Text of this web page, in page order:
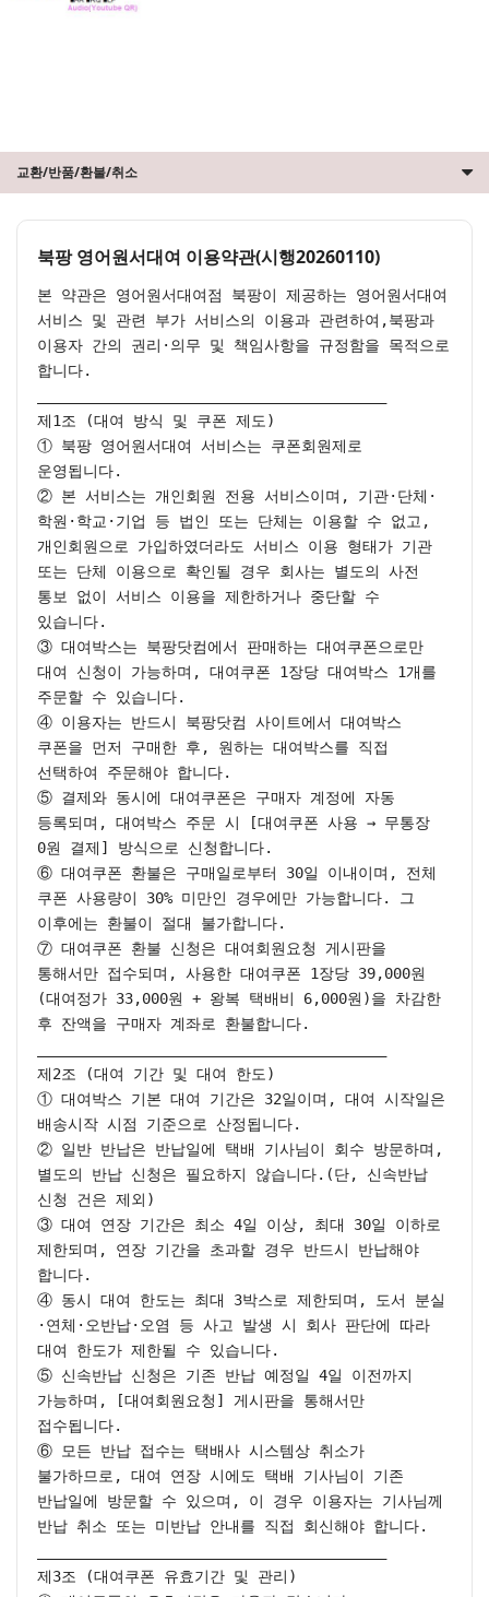
교환/반품/환불/취소
북팡 영어원서대여 이용약관(시행20260110)
본 약관은 영어원서대여점 북팡이 제공하는 영어원서대여
서비스 및 관련 부가 서비스의 이용과 관련하여,북팡과
이용자 간의 권리·의무 및 책임사항을 규정함을 목적으로
합니다.
제1조 (대여 방식 및 쿠폰 제도)
① 북팡 영어원서대여 서비스는 쿠폰회원제로
운영됩니다.
② 본 서비스는 개인회원 전용 서비스이며, 기관·단체·
학원·학교·기업 등 법인 또는 단체는 이용할 수 없고,
개인회원으로 가입하였더라도 서비스 이용 형태가 기관
또는 단체 이용으로 확인될 경우 회사는 별도의 사전
통보 없이 서비스 이용을 제한하거나 중단할 수
있습니다.
③ 대여박스는 북팡닷컴에서 판매하는 대여쿠폰으로만
대여 신청이 가능하며, 대여쿠폰 1장당 대여박스 1개를
주문할 수 있습니다.
④ 이용자는 반드시 북팡닷컴 사이트에서 대여박스
쿠폰을 먼저 구매한 후, 원하는 대여박스를 직접
선택하여 주문해야 합니다.
⑤ 결제와 동시에 대여쿠폰은 구매자 계정에 자동
등록되며, 대여박스 주문 시 [대여쿠폰 사용 → 무통장
0원 결제] 방식으로 신청합니다.
⑥ 대여쿠폰 환불은 구매일로부터 30일 이내이며, 전체
쿠폰 사용량이 30% 미만인 경우에만 가능합니다. 그
이후에는 환불이 절대 불가합니다.
⑦ 대여쿠폰 환불 신청은 대여회원요청 게시판을
통해서만 접수되며, 사용한 대여쿠폰 1장당 39,000원
(대여정가 33,000원 + 왕복 택배비 6,000원)을 차감한
후 잔액을 구매자 계좌로 환불합니다.
제2조 (대여 기간 및 대여 한도)
① 대여박스 기본 대여 기간은 32일이며, 대여 시작일은
배송시작 시점 기준으로 산정됩니다.
② 일반 반납은 반납일에 택배 기사님이 회수 방문하며,
별도의 반납 신청은 필요하지 않습니다.(단, 신속반납
신청 건은 제외)
③ 대여 연장 기간은 최소 4일 이상, 최대 30일 이하로
제한되며, 연장 기간을 초과할 경우 반드시 반납해야
합니다.
④ 동시 대여 한도는 최대 3박스로 제한되며, 도서 분실
·연체·오반납·오염 등 사고 발생 시 회사 판단에 따라
대여 한도가 제한될 수 있습니다.
⑤ 신속반납 신청은 기존 반납 예정일 4일 이전까지
가능하며, [대여회원요청] 게시판을 통해서만
접수됩니다.
⑥ 모든 반납 접수는 택배사 시스템상 취소가
불가하므로, 대여 연장 시에도 택배 기사님이 기존
반납일에 방문할 수 있으며, 이 경우 이용자는 기사님께
반납 취소 또는 미반납 안내를 직접 회신해야 합니다.
제3조 (대여쿠폰 유효기간 및 관리)